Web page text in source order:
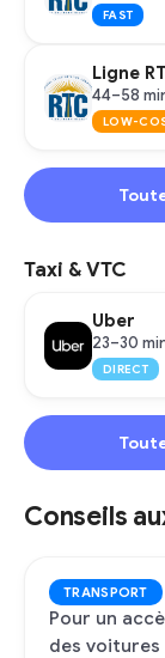
FAST
Ligne
44–58
LOW-
Taxi & VTC
Uber
23–30
DIRECT
Conseils
TRANSPORT
Pour un
des voitures